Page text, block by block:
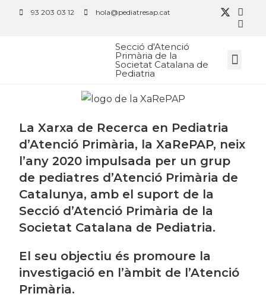
93 203 03 12 hola@pediatresap.cat
Secció d'Atenció
Primària de la
Societat Catalana de
Pediatria
LaXarxa de Recerca en Pediatria
d’Atenció Primària, la XaRePAP, neix
l’any 2020 impulsada per un grup
de pediatres d’Atenció Primària de
Catalunya, amb el suport de la
Secció d’Atenció Primària de la
Societat Catalana de Pediatria.
El seu objectiu és promoure la
investigació en l’àmbit de l’Atenció
Primària.